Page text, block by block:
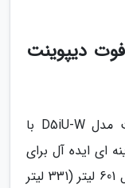
3. یخچال و فریزر دوقلو 40 فوت دیپوینت
یخچال و فریزر دوقلو 40 فوت دیپوینت مدل D5iU-W با
ای ایده آل برای
خانواده های پرجمعیت است. ظرفیت کل 601 لیتر (331 لیتر